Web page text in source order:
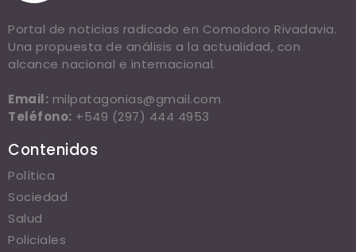
Portal de noticias radicado en Comodoro Rivadavia.
Una propuesta de análisis a la actualidad, con
alcance nacional e internacional.
Email: milpatagonias@gmail.com
Teléfono: +549 (297) 444 4953
Contenidos
Política
Sociedad
Salud
Policiales